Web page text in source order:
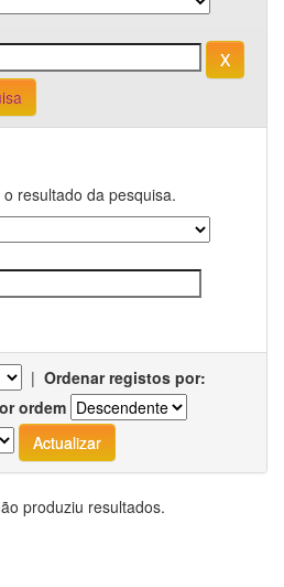
resultado da pesquisa.
| Ordenar registos por:
ordem
produziu resultados.